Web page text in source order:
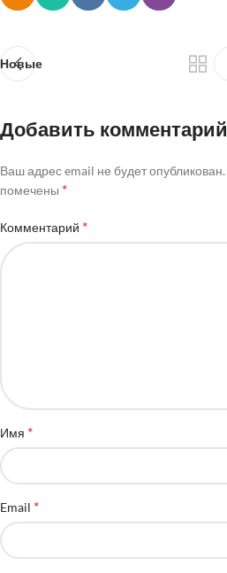
Новые
Добавить комментарий
Ваш адрес email не будет опубликован.
помечены *
Комментарий *
Имя *
Email *